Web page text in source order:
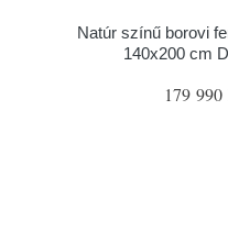
Natúr színű borovi
140x200 cm
179 990